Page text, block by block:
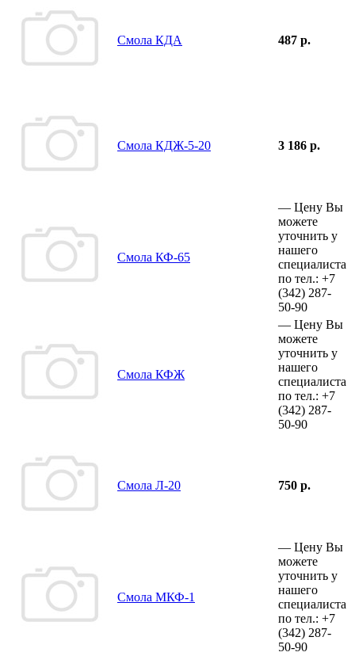
Смола КДА 487 р.
Смола КДЖ-5-20 3 186 р.
Смола КФ-65
— Цену Вы
можете
уточнить у
нашего
специалиста
по тел.: +7
(342) 287-
50-90
Смола КФЖ
— Цену Вы
можете
уточнить у
нашего
специалиста
по тел.: +7
(342) 287-
50-90
Смола Л-20 750 р.
Смола МКФ-1
— Цену Вы
можете
уточнить у
нашего
специалиста
по тел.: +7
(342) 287-
50-90